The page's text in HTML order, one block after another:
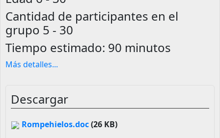
Cantidad de participantes en el
grupo 5 - 30
Tiempo estimado: 90 minutos
Más detalles...
Descargar
Rompehielos.doc(26 KB)